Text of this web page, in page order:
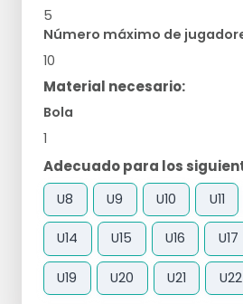
5
Número máximo de
10
Material necesario:
Bola
1
Adecuado para los
U8 U9 U10 U11
U14 U15 U16 U17
U19 U20 U21 U22